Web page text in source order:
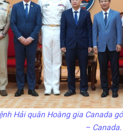
Hải quân Hoàng gia Canada
– Canada.